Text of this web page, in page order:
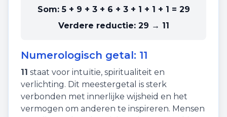
Som:5 + 9 + 3 + 6 + 3 + 1 + 1 + 1 = 29
Verdere reductie: 29 → 11
Numerologisch getal: 11
11 staat voor intuïtie, spiritualiteit en
verlichting. Dit meestergetal is sterk
verbonden met innerlijke wijsheid en het
vermogen om anderen te inspireren. Mensen